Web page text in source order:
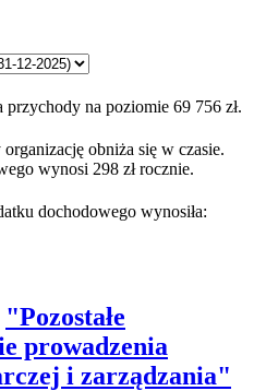
na poziomie 69 756 zł.
obniża się w czasie.
wynosi 298 zł rocznie.
dochodowego wynosiła:
"Pozostałe
prowadzenia
i zarządzania"